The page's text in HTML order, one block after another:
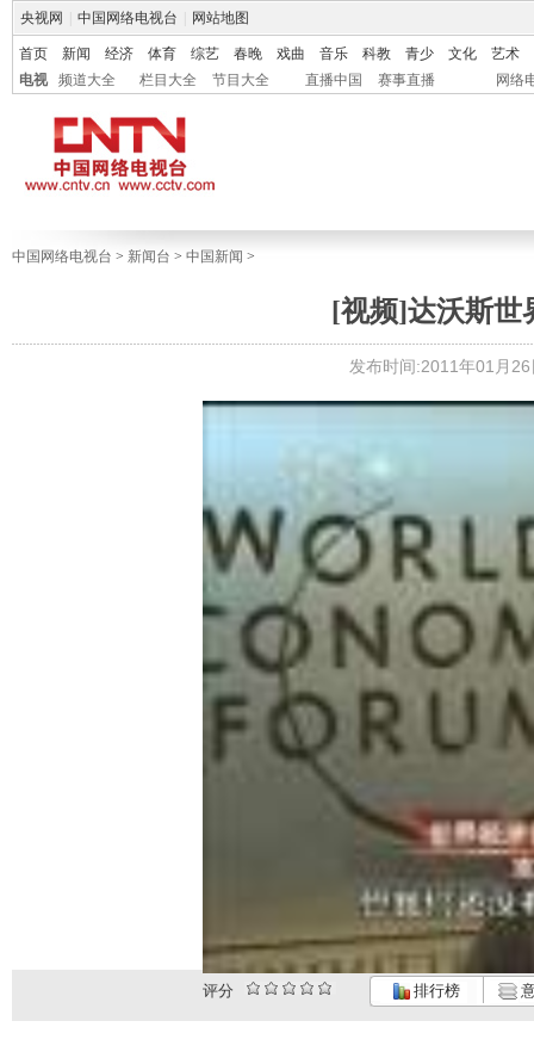
央视网 中国网络电视台 网站地图
首页 新闻 经济 体育 综艺 春晚 戏曲 音乐 科教 青少 文化
艺术
电视
频道大全 栏目大全 节目大全 直播中国 赛事直播 网络
中国网络电视台 > 新闻台 > 中国新闻 >
[视频]达沃斯世
发布时间:2011年01月
评分 排行榜